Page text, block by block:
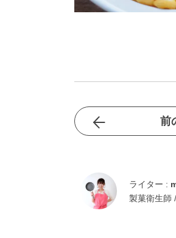
前
ライター :
製菓衛生師